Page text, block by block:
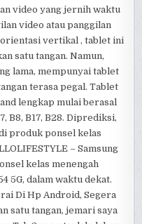
video yang jernih waktu
video atau panggilan
vertikal , tablet ini
satu tangan. Namun,
lama, mempunyai tablet
terasa pegal. Tablet
lengkap mulai berasal
B8, B17, B28. Diprediksi,
produk ponsel kelas
– Samsung
kelas menengah
5G, dalam waktu dekat.
Di Hp Android, Segera
satu tangan, jemari saya